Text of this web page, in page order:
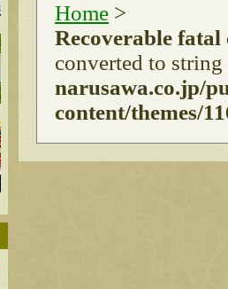
Home >
Recoverable
converted to
narusawa.co.jp/
content/themes/